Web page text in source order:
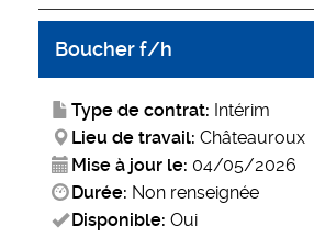
Boucher f/h
Type de contrat: Intérim
Lieu de travail: Châteauroux
Mise à jour le: 04/05/2026
Durée: Non renseignée
Disponible: Oui